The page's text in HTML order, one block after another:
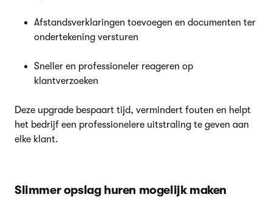
Afstandsverklaringen toevoegen en documenten ter
ondertekening versturen
Sneller en professioneler reageren op
klantverzoeken
Deze upgrade bespaart tijd, vermindert fouten en helpt
het bedrijf een professionelere uitstraling te geven aan
elke klant.
Slimmer opslag huren mogelijk maken